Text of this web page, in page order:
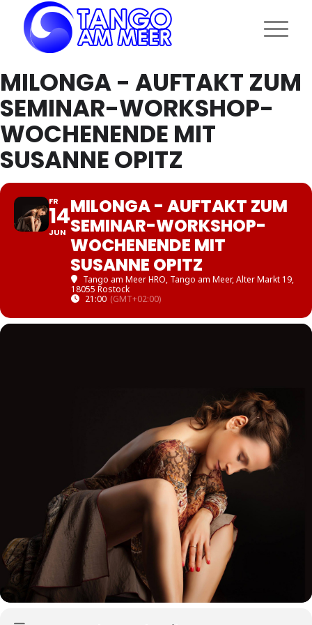
MILONGA - AUFTAKT ZUM
SEMINAR-WORKSHOP-
WOCHENENDE MIT
SUSANNE OPITZ
FR
14
JUN
MILONGA - AUFTAKT ZUM
SEMINAR-WORKSHOP-
WOCHENENDE MIT
SUSANNE OPITZ
Tango am Meer HRO, Tango am Meer, Alter Markt 19,
18055 Rostock
21:00 (GMT+02:00)